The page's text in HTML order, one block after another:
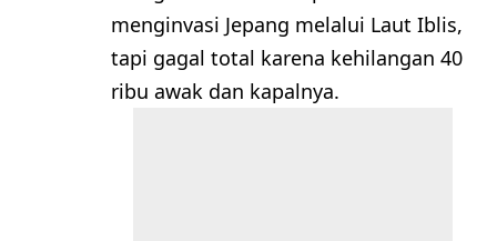
menginvasi Jepang melalui Laut Iblis,
tapi gagal total karena kehilangan 40
ribu awak dan kapalnya.